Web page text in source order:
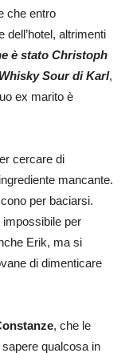
che entro
dell’hotel, altrimenti
è stato Christoph
Sour di Karl,
ex marito è
cercare di
mancante.
per baciarsi.
per
Erik, ma si
di dimenticare
, che le
qualcosa in